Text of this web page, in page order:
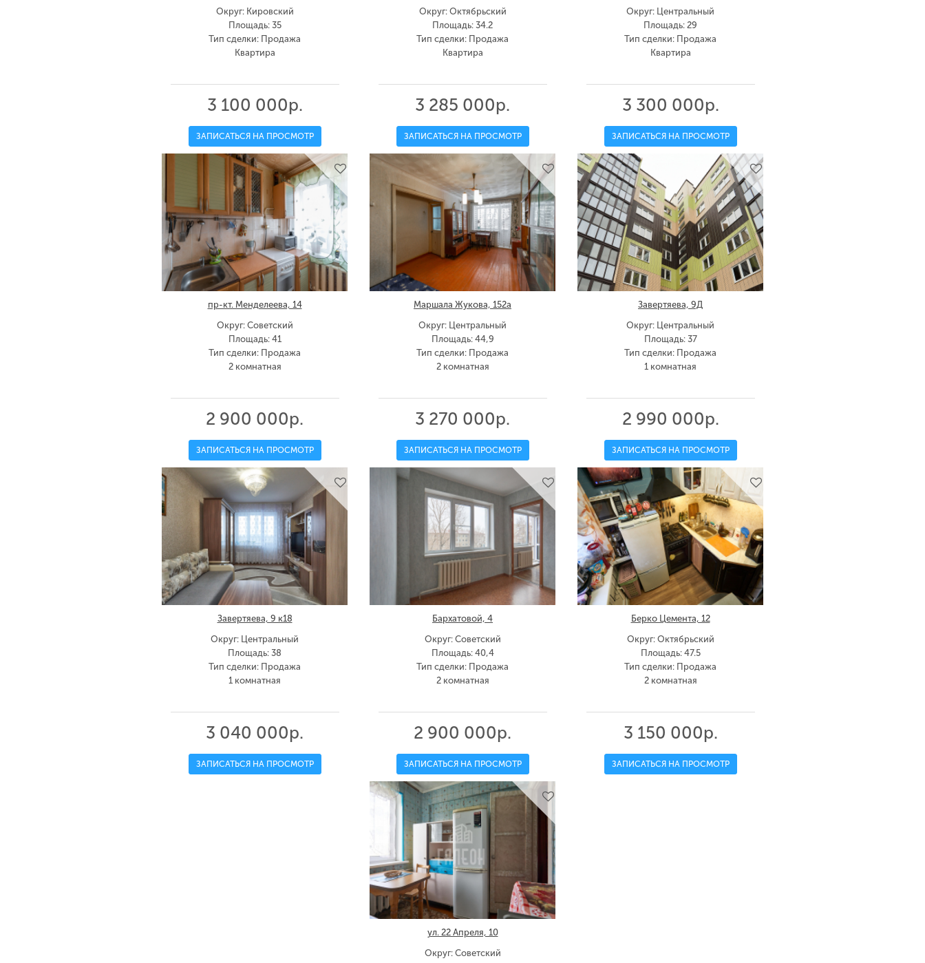
Округ: Кировский
Площадь: 35
Тип сделки: Продажа
Квартира
3 100 000р.
ЗАПИСАТЬСЯ НА ПРОСМОТР
Округ: Октябрьский
Площадь: 34.2
Тип сделки: Продажа
Квартира
3 285 000р.
ЗАПИСАТЬСЯ НА ПРОСМОТР
Округ: Центральный
Площадь: 29
Тип сделки: Продажа
Квартира
3 300 000р.
ЗАПИСАТЬСЯ НА ПРОСМОТР
пр-кт. Менделеева, 14
Округ: Советский
Площадь: 41
Тип сделки: Продажа
2 комнатная
2 900 000р.
ЗАПИСАТЬСЯ НА ПРОСМОТР
Маршала Жукова, 152а
Округ: Центральный
Площадь: 44,9
Тип сделки: Продажа
2 комнатная
3 270 000р.
ЗАПИСАТЬСЯ НА ПРОСМОТР
Завертяева, 9Д
Округ: Центральный
Площадь: 37
Тип сделки: Продажа
1 комнатная
2 990 000р.
ЗАПИСАТЬСЯ НА ПРОСМОТР
Завертяева, 9 к18
Округ: Центральный
Площадь: 38
Тип сделки: Продажа
1 комнатная
3 040 000р.
ЗАПИСАТЬСЯ НА ПРОСМОТР
Бархатовой, 4
Округ: Советский
Площадь: 40,4
Тип сделки: Продажа
2 комнатная
2 900 000р.
ЗАПИСАТЬСЯ НА ПРОСМОТР
Берко Цемента, 12
Округ: Октябрьский
Площадь: 47.5
Тип сделки: Продажа
2 комнатная
3 150 000р.
ЗАПИСАТЬСЯ НА ПРОСМОТР
ул. 22 Апреля, 10
Округ: Советский